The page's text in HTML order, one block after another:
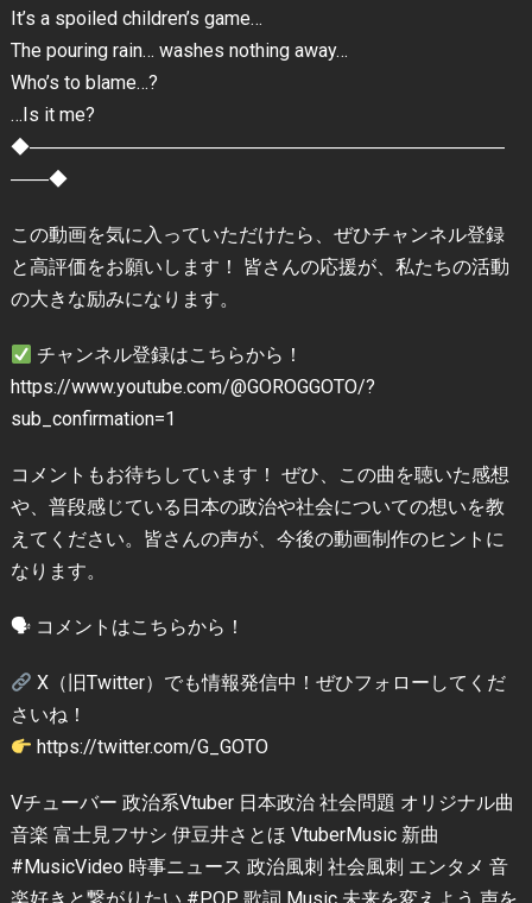
It’s a spoiled children’s game…
The pouring rain… washes nothing away…
Who’s to blame…?
…Is it me?
◆―――――――――――――――――――――――――
――◆
この動画を気に入っていただけたら、ぜひチャンネル登録
と高評価をお願いします！ 皆さんの応援が、私たちの活動
の大きな励みになります。
チャンネル登録はこちらから！
https://www.youtube.com/@GOROGGOTO/?
sub_confirmation=1
コメントもお待ちしています！ ぜひ、この曲を聴いた感想
や、普段感じている日本の政治や社会についての想いを教
えてください。皆さんの声が、今後の動画制作のヒントに
なります。
🗣 コメントはこちらから！
X（旧Twitter）でも情報発信中！ぜひフォローしてくだ
さいね！
https://twitter.com/G_GOTO
Vチューバー 政治系Vtuber 日本政治 社会問題 オリジナル曲
音楽 富士見フサシ 伊豆井さとほ VtuberMusic 新曲
#MusicVideo 時事ニュース 政治風刺 社会風刺 エンタメ 音